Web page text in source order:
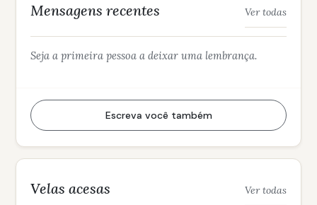
Mensagens recentes Ver todas
Seja a primeira pessoa a deixar uma lembrança.
Escreva você também
Velas acesas Ver todas